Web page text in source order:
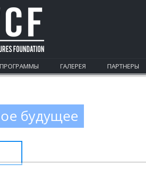
ПРОГРАММЫ ГАЛЕРЕЯ ПАРТНЕРЫ
будущее